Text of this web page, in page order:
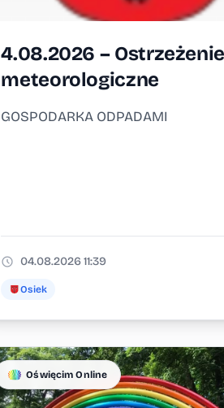
4.08.2026 – Ostrzeżenie
meteorologiczne
GOSPODARKA ODPADAMI
04.08.2026 11:39
Osiek
Oświęcim Online